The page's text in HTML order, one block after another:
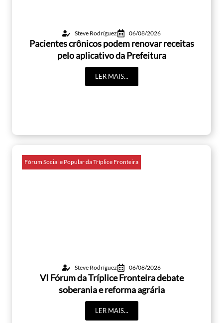
Steve Rodríguez 06/08/2026
Pacientes crônicos podem renovar receitas
pelo aplicativo da Prefeitura
LER MAIS...
Fórum Social e Popular da Tríplice Fronteira
Steve Rodríguez 06/08/2026
VI Fórum da Tríplice Fronteira debate
soberania e reforma agrária
LER MAIS...